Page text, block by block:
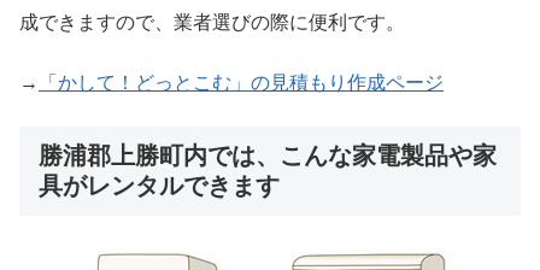
成できますので、業者選びの際に便利です。
→ 「かして！どっとこむ」の見積もり作成ページ
勝浦郡上勝町内では、こんな家電製品や家
具がレンタルできます